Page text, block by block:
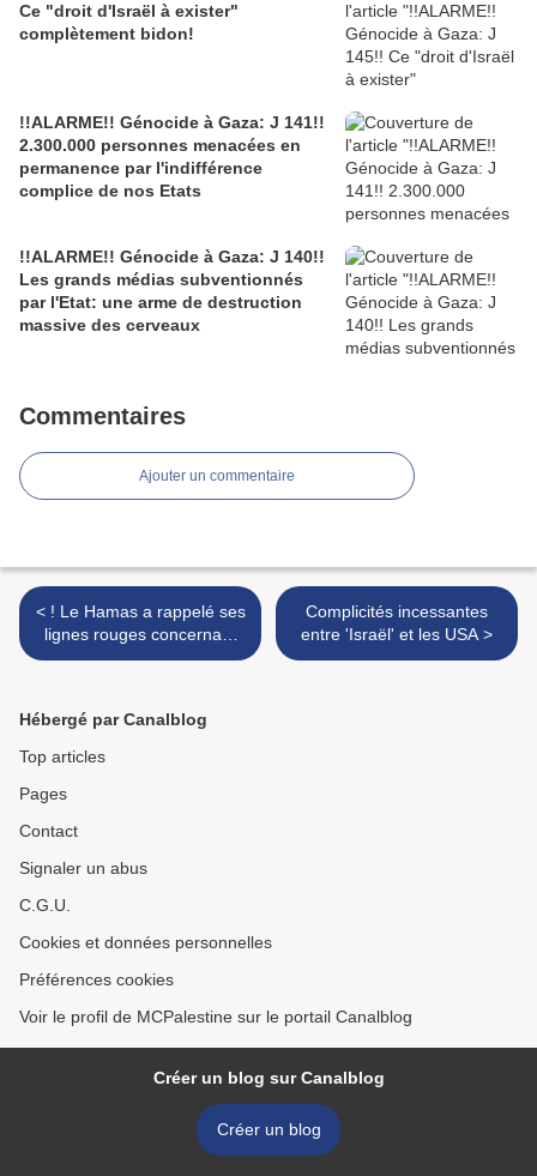
Ce "droit d'Israël à exister"
complètement bidon!
!!ALARME!! Génocide à Gaza: J 141!!
2.300.000 personnes menacées en
permanence par l'indifférence
complice de nos Etats
!!ALARME!! Génocide à Gaza: J 140!!
Les grands médias subventionnés
par l'Etat: une arme de destruction
massive des cerveaux
Commentaires
Ajouter un commentaire
< ! Le Hamas a rappelé ses
lignes rouges concernant
les provocations du régime
Complicités incessantes
entre 'Israël' et les USA >
Hébergé par Canalblog
Top articles
Pages
Contact
Signaler un abus
C.G.U.
Cookies et données personnelles
Préférences cookies
Voir le profil de MCPalestine sur le portail Canalblog
Créer un blog sur Canalblog
Créer un blog